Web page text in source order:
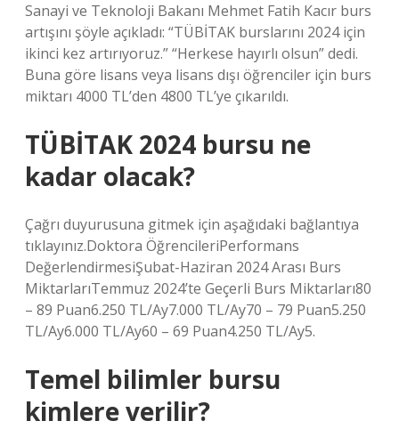
Sanayi ve Teknoloji Bakanı Mehmet Fatih Kacır burs
artışını şöyle açıkladı: “TÜBİTAK burslarını 2024 için
ikinci kez artırıyoruz.” “Herkese hayırlı olsun” dedi.
Buna göre lisans veya lisans dışı öğrenciler için burs
miktarı 4000 TL’den 4800 TL’ye çıkarıldı.
TÜBİTAK 2024 bursu ne
kadar olacak?
Çağrı duyurusuna gitmek için aşağıdaki bağlantıya
tıklayınız.Doktora ÖğrencileriPerformans
DeğerlendirmesiŞubat-Haziran 2024 Arası Burs
MiktarlarıTemmuz 2024’te Geçerli Burs Miktarları80
– 89 Puan6.250 TL/Ay7.000 TL/Ay70 – 79 Puan5.250
TL/Ay6.000 TL/Ay60 – 69 Puan4.250 TL/Ay5.
Temel bilimler bursu
kimlere verilir?